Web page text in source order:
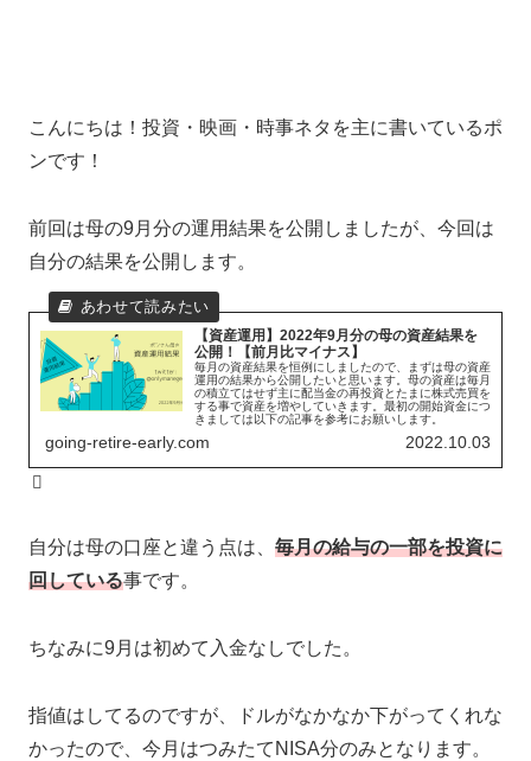
こんにちは！投資・映画・時事ネタを主に書いているポ
ンです！
前回は母の9月分の運用結果を公開しましたが、今回は
自分の結果を公開します。
【資産運用】2022年9月分の母の資産結果を
公開！【前月比マイナス】
毎月の資産結果を恒例にしましたので、まずは母の資産
運用の結果から公開したいと思います。母の資産は毎月
の積立てはせず主に配当金の再投資とたまに株式売買を
する事で資産を増やしていきます。最初の開始資金につ
きましては以下の記事を参考にお願いします。
going-retire-early.com 2022.10.03
自分は母の口座と違う点は、 毎月の給与の一部を投資に
回している事です。
ちなみに9月は初めて入金なしでした。
指値はしてるのですが、ドルがなかなか下がってくれな
かったので、今月はつみたてNISA分のみとなります。